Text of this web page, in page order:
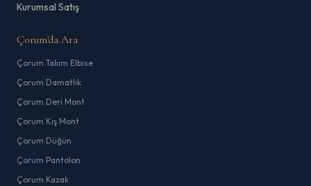
Kurumsal Satış
Çorum'da Ara
Çorum Takım Elbise
Çorum Damatlık
Çorum Deri Mont
Çorum Kış Mont
Çorum Düğün
Çorum Pantolon
Çorum Kazak